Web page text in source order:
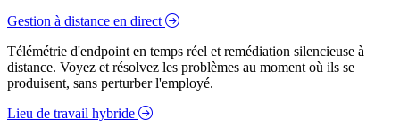
Gestion à distance en direct
Télémétrie d'endpoint en temps réel et remédiation silencieuse à
distance. Voyez et résolvez les problèmes au moment où ils se
produisent, sans perturber l'employé.
Lieu de travail hybride